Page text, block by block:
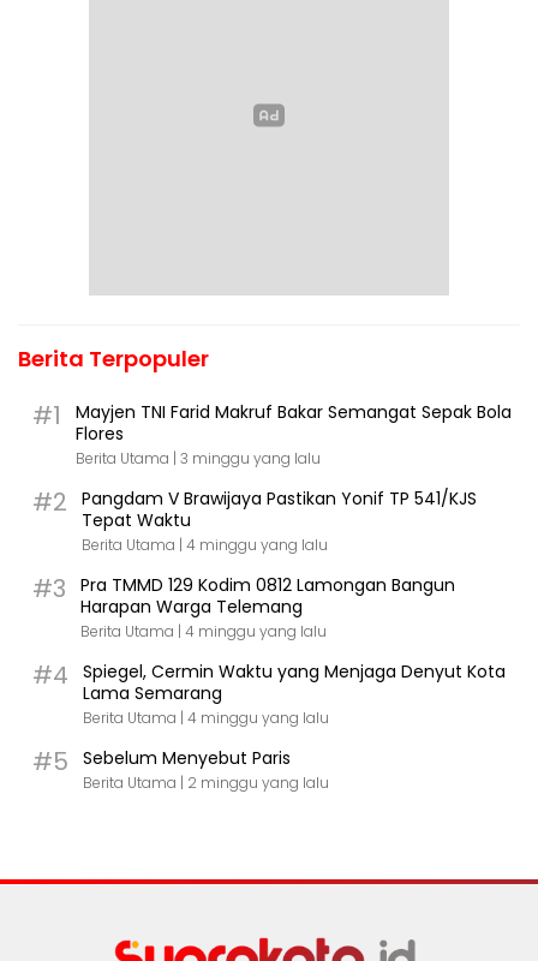
Berita Terpopuler
#1
Mayjen TNI Farid Makruf Bakar Semangat Sepak Bola
Flores
Berita Utama | 3 minggu yang lalu
#2
Pangdam V Brawijaya Pastikan Yonif TP 541/KJS
Tepat Waktu
Berita Utama | 4 minggu yang lalu
#3
Pra TMMD 129 Kodim 0812 Lamongan Bangun
Harapan Warga Telemang
Berita Utama | 4 minggu yang lalu
#4
Spiegel, Cermin Waktu yang Menjaga Denyut Kota
Lama Semarang
Berita Utama | 4 minggu yang lalu
#5 Sebelum Menyebut Paris
Berita Utama | 2 minggu yang lalu